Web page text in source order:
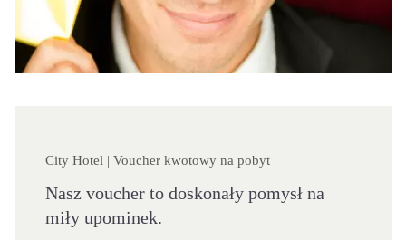
City Hotel | Voucher kwotowy na pobyt
Nasz voucher to doskonały pomysł na
miły upominek.